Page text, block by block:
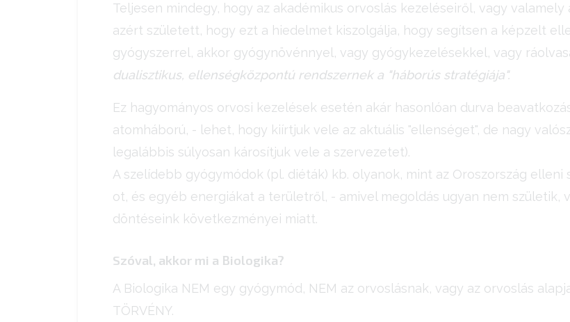
Teljesen mindegy, hogy az akadémikus orvoslás kezeléseiről, vagy
azért született, hogy ezt a hiedelmet kiszolgálja, hogy segítsen a képzelt
gyógyszerrel, akkor gyógynövénnyel, vagy gyógykezelésekkel, vagy
dualisztikus, ellenségközpontú rendszernek a "háborús stratégiája".
Ez hagyományos orvosi kezelések esetén akár hasonlóan durva
atomháború, - lehet, hogy kiírtjuk vele az aktuális "ellenséget", de nagy
legalábbis súlyosan károsítjuk vele a szervezetet).
A szelídebb gyógymódok (pl. diéták) kb. olyanok, mint az Oroszország
ot, és egyéb energiákat a területről, - amivel megoldás ugyan nem születik,
döntéseink következményei miatt.
Szóval, akkor mi a Biologika?
A Biologika NEM egy gyógymód, NEM az orvoslásnak, vagy az orvoslás
TÖRVÉNY.